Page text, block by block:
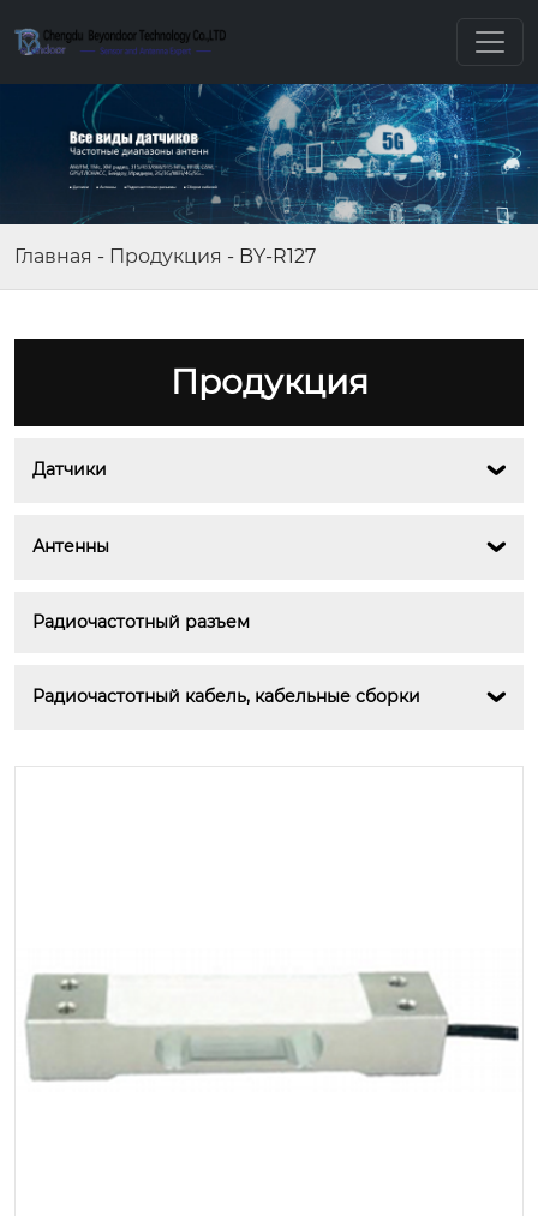
Главная - Продукция - BY-R127
Продукция
Датчики 
Антенны 
Радиочастотный разъем
Радиочастотный кабель, кабельные сборки 